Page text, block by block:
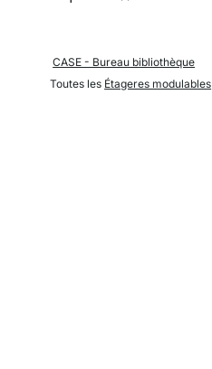
CASE - Bureau bibliothèque
Toutes les Étageres modulables